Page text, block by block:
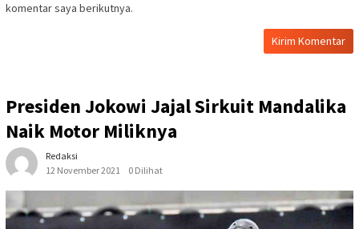
komentar saya berikutnya.
Presiden Jokowi Jajal Sirkuit Mandalika
Naik Motor Miliknya
Redaksi
12 November 2021
0 Dilihat